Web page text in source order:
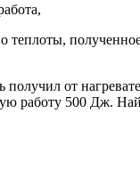
теплоты, полученное
получил от
работу 500 Дж.